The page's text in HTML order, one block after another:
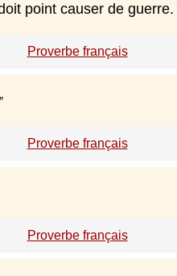
point causer de guerre.
Proverbe français
Proverbe français
Proverbe français